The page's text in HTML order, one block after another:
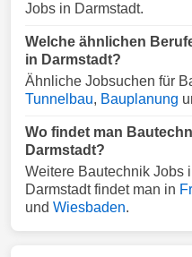
Jobs in Darmstadt.
Welche ähnlichen
in Darmstadt?
Ähnliche Jobsuchen für
Tunnelbau, Bauplanung
Wo findet man
Darmstadt?
Weitere Bautechnik Jobs
Darmstadt findet man in
und Wiesbaden.